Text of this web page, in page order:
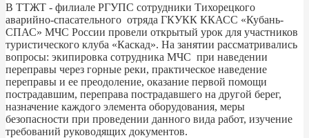
В ТТЖТ - филиале РГУПС сотрудники Тихорецкого
аварийно-спасательного отряда ГКУКК ККАСС «Кубань-
СПАС» МЧС России провели открытый урок для участников
туристического клуба «Каскад». На занятии рассматривались
вопросы: экипировка сотрудника МЧС при наведении
переправы через горные реки, практическое наведение
переправы и ее преодоление, оказание первой помощи
пострадавшим, переправа пострадавшего на другой берег,
назначение каждого элемента оборудования, меры
безопасности при проведении данного вида работ, изучение
требований руководящих документов.